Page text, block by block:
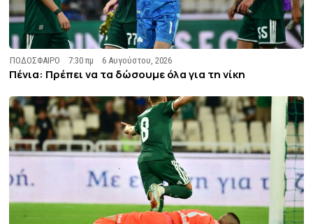
ΠΟΔΟΣΦΑΙΡΟ 7:30 πμ 6 Αυγούστου, 2026
Πένια: Πρέπει να τα δώσουμε όλα για τη νίκη